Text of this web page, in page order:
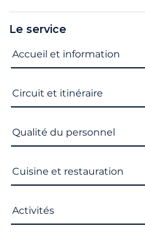
Le service
Nom du critère Note
Accueil et information
Circuit et itinéraire
Qualité du personnel
Cuisine et restauration
Activités